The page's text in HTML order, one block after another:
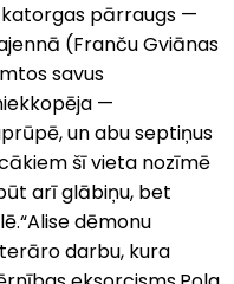
katorgas pārraugs —
(Franču Gviānas
savus
—
un abu septiņus
šī vieta nozīmē
arī glābiņu, bet
dēmonu
darbu, kura